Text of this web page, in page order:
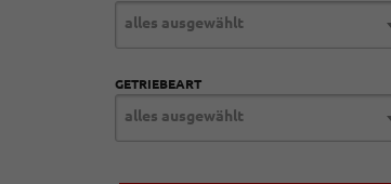
alles ausgewählt
GETRIEBEART
alles ausgewählt